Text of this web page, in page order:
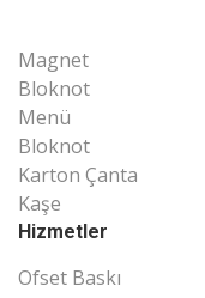
Magnet
Bloknot
Menü
Bloknot
Karton Çanta
Kaşe
Hizmetler
Ofset Baskı